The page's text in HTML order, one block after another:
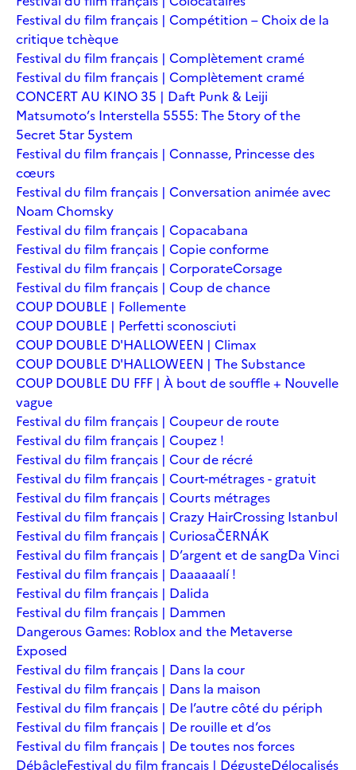
Festival du film français | Compétition – Choix de la
critique tchèque
Festival du film français | Complètement cramé
Festival du film français | Complètement cramé
CONCERT AU KINO 35 | Daft Punk & Leiji
Matsumoto’s Interstella 5555: The 5tory of the
5ecret 5tar 5ystem
Festival du film français | Connasse, Princesse des
cœurs
Festival du film français | Conversation animée avec
Noam Chomsky
Festival du film français | Copacabana
Festival du film français | Copie conforme
Festival du film français | CorporateCorsage
Festival du film français | Coup de chance
COUP DOUBLE | Follemente
COUP DOUBLE | Perfetti sconosciuti
COUP DOUBLE D'HALLOWEEN | Climax
COUP DOUBLE D'HALLOWEEN | The Substance
COUP DOUBLE DU FFF | À bout de souffle + Nouvelle
vague
Festival du film français | Coupeur de route
Festival du film français | Coupez !
Festival du film français | Cour de récré
Festival du film français | Court-métrages - gratuit
Festival du film français | Courts métrages
Festival du film français | Crazy HairCrossing Istanbul
Festival du film français | CuriosaČERNÁK
Festival du film français | D’argent et de sangDa Vinci
Festival du film français | Daaaaaalí !
Festival du film français | Dalida
Festival du film français | Dammen
Dangerous Games: Roblox and the Metaverse
Exposed
Festival du film français | Dans la cour
Festival du film français | Dans la maison
Festival du film français | De l’autre côté du périph
Festival du film français | De rouille et d’os
Festival du film français | De toutes nos forces
DébâcleFestival du film français | DégusteDélocalisés